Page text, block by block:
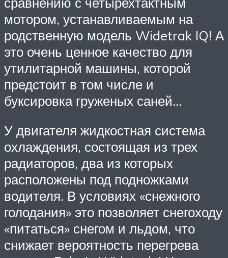
мотором, устанавливаемым на
родственную модель Widetrak IQ! А
это очень ценное качество для
утилитарной машины, которой
предстоит в том числе и
буксировка груженых саней…
У двигателя жидкостная система
охлаждения, состоящая из трех
радиаторов, два из которых
расположены под подножками
водителя. В условиях «снежного
голодания» это позволяет снегоходу
«питаться» снегом и льдом, что
снижает вероятность перегрева